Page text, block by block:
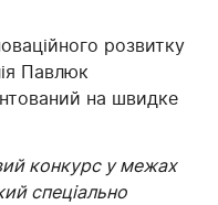
розвитку
Павлюк
на швидке
конкурс у межах
спеціально